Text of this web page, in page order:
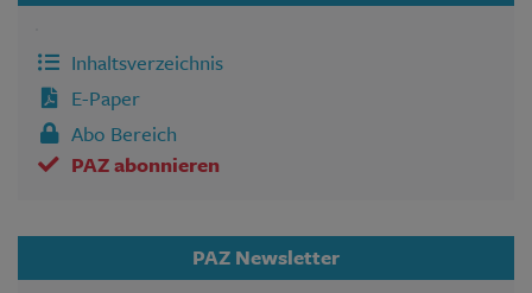
Inhaltsverzeichnis
E-Paper
Abo Bereich
PAZ abonnieren
PAZ Newsletter